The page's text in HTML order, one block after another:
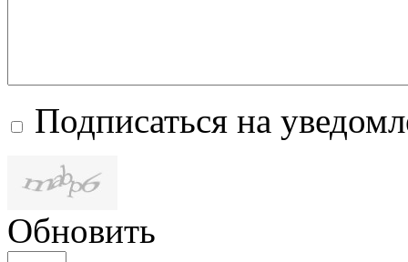
Подписаться на
Обновить